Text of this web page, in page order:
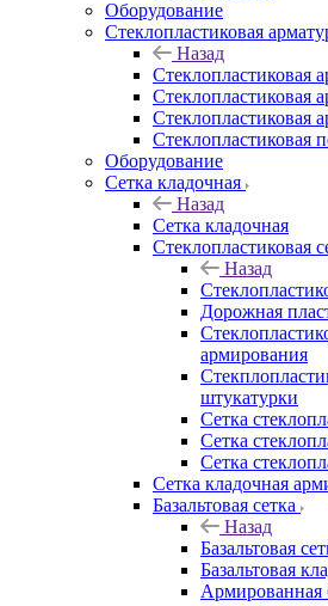
Оборудование
Cтеклопластиковая
Назад
Cтеклопластиковая
Стеклопластиковая
Стеклопластиковая
Стеклопластиковая
Оборудование
Сетка кладочная
Назад
Сетка кладочная
Стеклопластиковая
Назад
Дорожная
армирования
штукатурки
Сетка
Сетка
Сетка
Сетка кладочная
Базальтовая сетка
Назад
Базальтовая
Базальтовая
Армированная